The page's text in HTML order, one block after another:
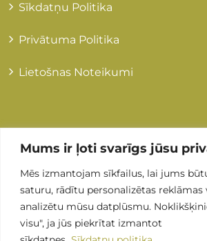
Mums ir ļoti svarīgs jūsu
Mēs izmantojam sīkfailus, lai jums
saturu, rādītu personalizētas reklāmas
analizētu mūsu datplūsmu.
visu", ja jūs piekrītat izmantot
Sīkdatņu Politika
Privātuma Politika
Lietošnas Noteikumi
Kontakti
+371 255 89 505
Info@grandmedical.lv